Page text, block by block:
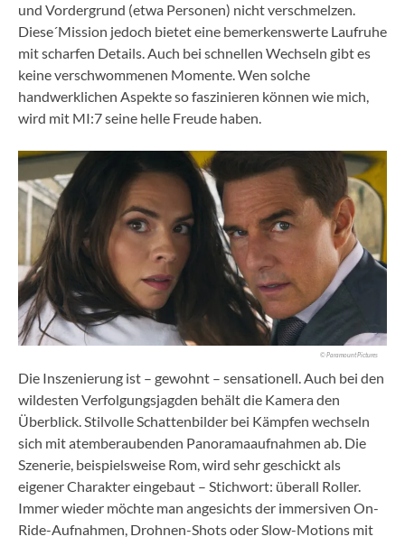
und Vordergrund (etwa Personen) nicht verschmelzen.
Diese´Mission jedoch bietet eine bemerkenswerte Laufruhe
mit scharfen Details. Auch bei schnellen Wechseln gibt es
keine verschwommenen Momente. Wen solche
handwerklichen Aspekte so faszinieren können wie mich,
wird mit MI:7 seine helle Freude haben.
© Paramount Pictures
Die Inszenierung ist – gewohnt – sensationell. Auch bei den
wildesten Verfolgungsjagden behält die Kamera den
Überblick. Stilvolle Schattenbilder bei Kämpfen wechseln
sich mit atemberaubenden Panoramaaufnahmen ab. Die
Szenerie, beispielsweise Rom, wird sehr geschickt als
eigener Charakter eingebaut – Stichwort: überall Roller.
Immer wieder möchte man angesichts der immersiven On-
Ride-Aufnahmen, Drohnen-Shots oder Slow-Motions mit